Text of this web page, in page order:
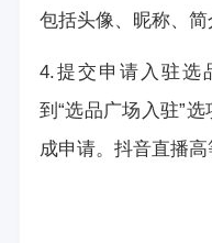
包括头像、昵称、简
4.提交申请入驻选
到“选品广场入驻”
成申请。 抖音直播高